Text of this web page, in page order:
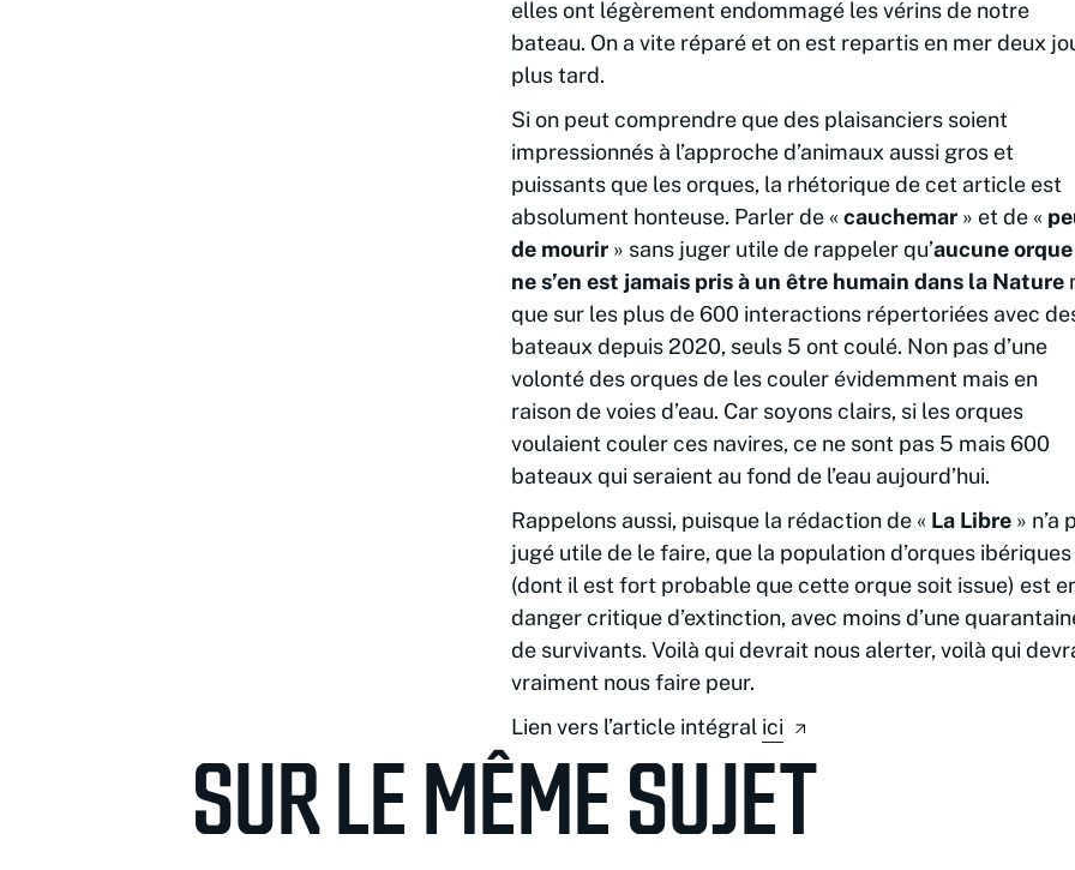
elles ont légèrement endommagé les vérins de notre
bateau. On a vite réparé et on est repartis en mer deux
plus tard.
Si on peut comprendre que des plaisanciers soient
impressionnés à l’approche d’animaux aussi gros et
puissants que les orques, la rhétorique de cet article est
absolument honteuse. Parler de « cauchemar» et de «
de mourir» sans juger utile de rappeler qu’aucune orque
ne s’en est jamais pris à un être humain dans la Nature
que sur les plus de 600 interactions répertoriées avec
bateaux depuis 2020, seuls 5 ont coulé. Non pas d’une
volonté des orques de les couler évidemment mais en
raison de voies d’eau. Car soyons clairs, si les orques
voulaient couler ces navires, ce ne sont pas 5 mais 600
bateaux qui seraient au fond de l’eau aujourd’hui.
Rappelons aussi, puisque la rédaction de « La Libre » n’a
jugé utile de le faire, que la population d’orques ibériques
(dont il est fort probable que cette orque soit issue) est
danger critique d’extinction, avec moins d’une
de survivants. Voilà qui devrait nous alerter, voilà qui
vraiment nous faire peur.
Lien vers l’article intégral ici
SUR LE MÊME SUJET